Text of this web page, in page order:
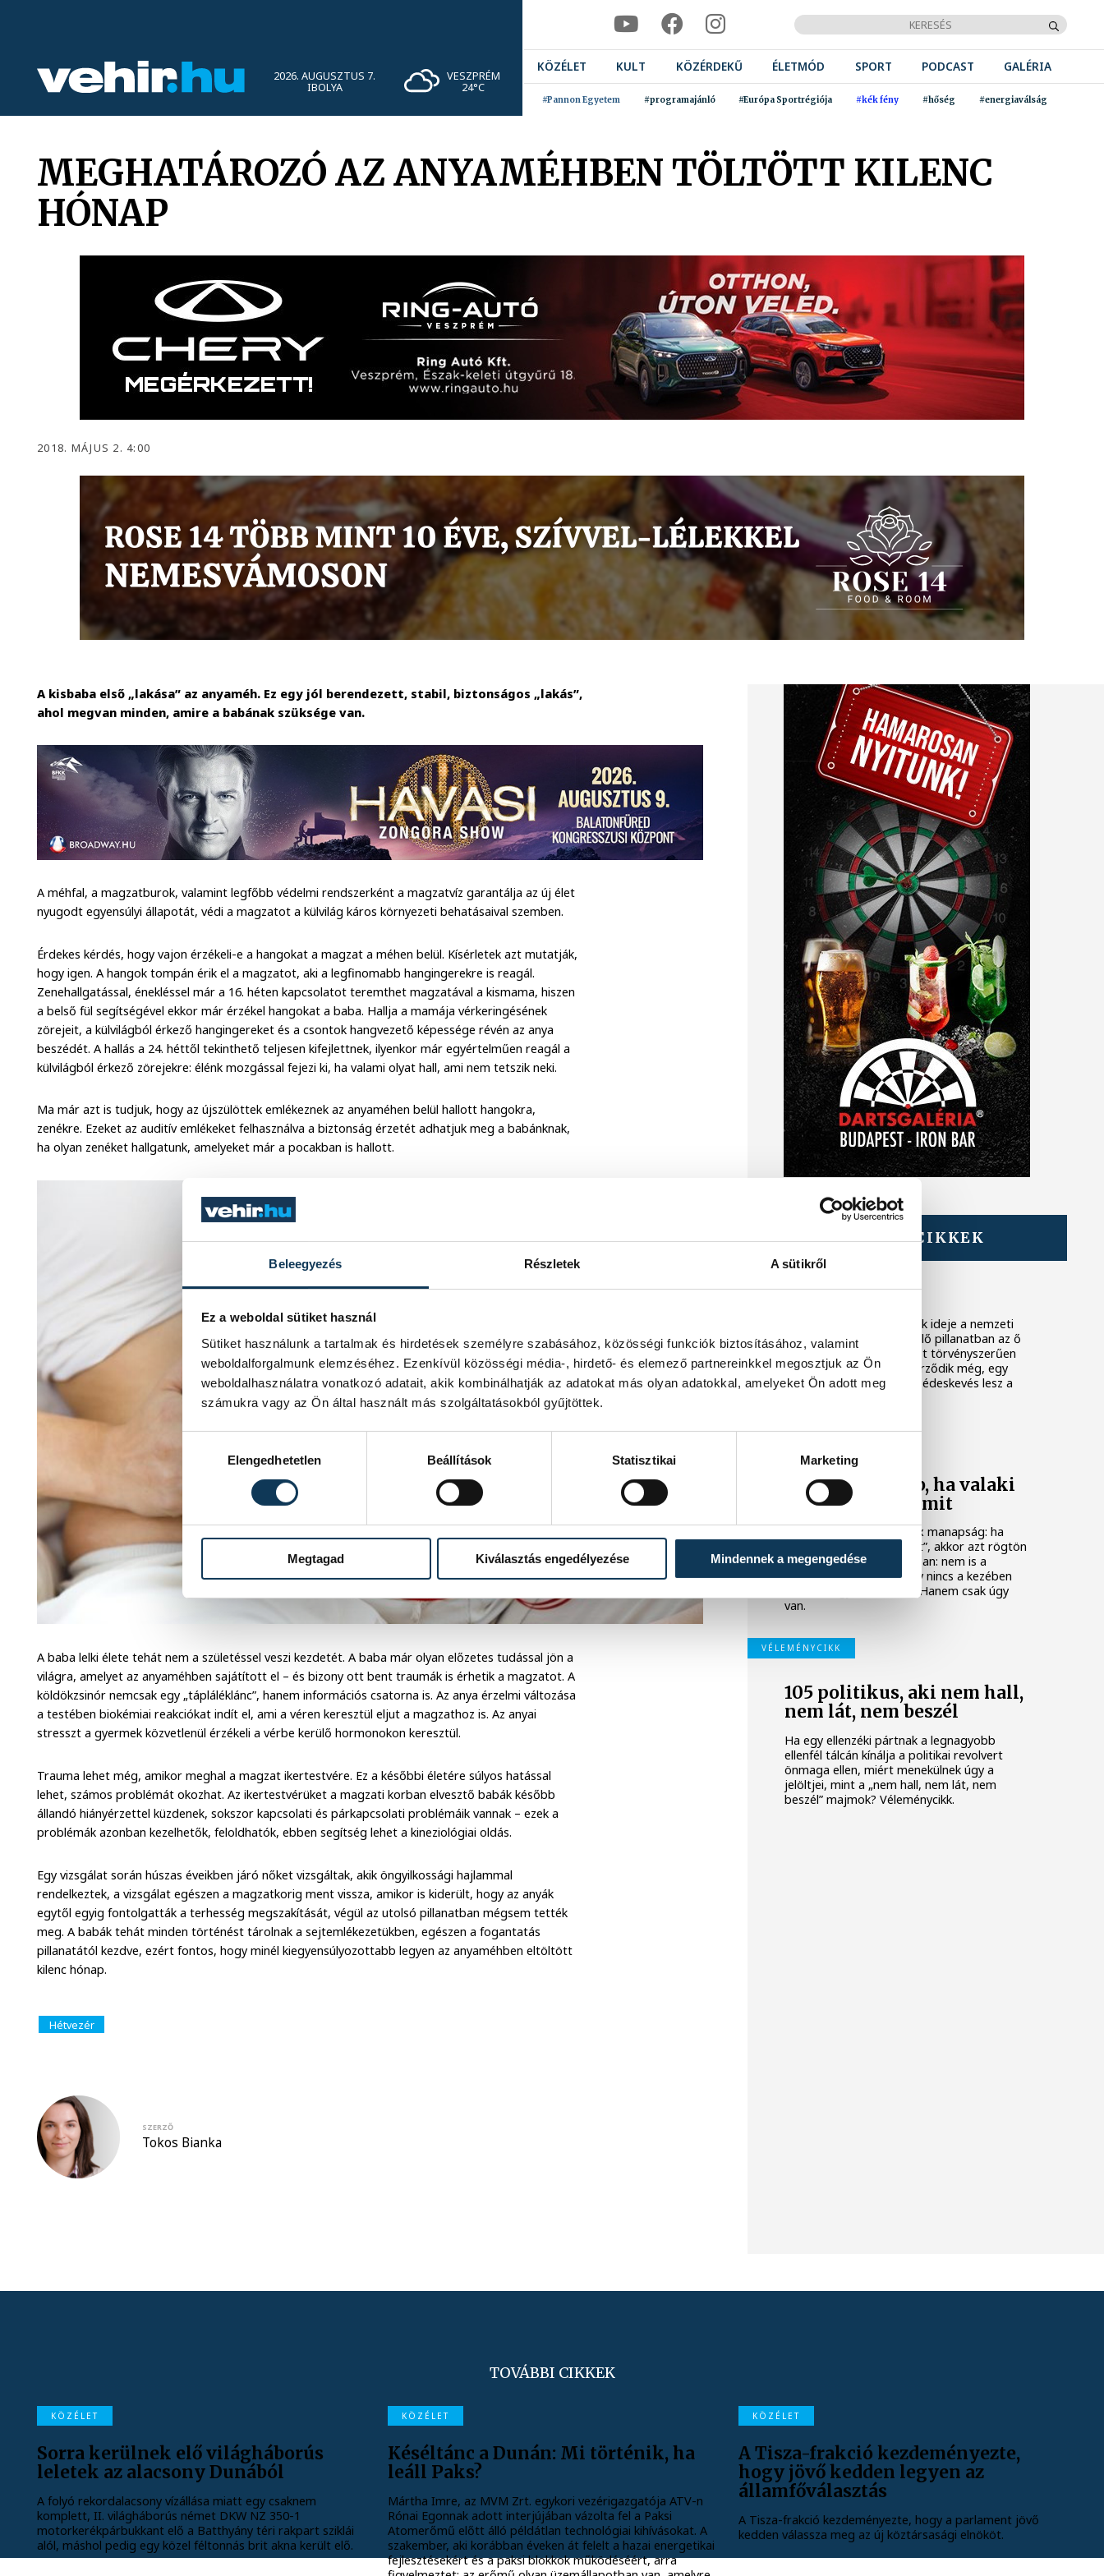
Beleegyezés Részletek A sütikről
Ez a weboldal sütiket használ
Sütiket használunk a tartalmak és hirdetések személyre szabásához, közösségi funkciók biztosításához, valamint
weboldalforgalmunk elemzéséhez. Ezenkívül közösségi média-, hirdető- és elemező partnereinkkel megosztjuk az Ön
weboldalhasználatra vonatkozó adatait, akik kombinálhatják az adatokat más olyan adatokkal, amelyeket Ön adott meg
számukra vagy az Ön által használt más szolgáltatásokból gyűjtöttek.
Elengedhetetlen
Beállítások Statisztikai Marketing
Megtagad Kiválasztás engedélyezése Mindennek a megengedése
2026. AUGUSZTUS 7.
IBOLYA
VESZPRÉM
24°C
KÖZÉLET KULT KÖZÉRDEKŰ ÉLETMÓD SPORT PODCAST GALÉRIA
#Pannon Egyetem #programajánló #Európa Sportrégiója #kék fény #hőség #energiaválság
MEGHATÁROZÓ AZ ANYAMÉHBEN TÖLTÖTT KILENC
HÓNAP
2018. MÁJUS 2. 4:00
A kisbaba első „lakása” az anyaméh. Ez egy jól berendezett, stabil, biztonságos „lakás”,
ahol megvan minden, amire a babának szüksége van.
A méhfal, a magzatburok, valamint legfőbb védelmi rendszerként a magzatvíz garantálja az új élet
nyugodt egyensúlyi állapotát, védi a magzatot a külvilág káros környezeti behatásaival szemben.
Érdekes kérdés, hogy vajon érzékeli-e a hangokat a magzat a méhen belül. Kísérletek azt mutatják,
hogy igen. A hangok tompán érik el a magzatot, aki a legfinomabb hangingerekre is reagál.
Zenehallgatással, énekléssel már a 16. héten kapcsolatot teremthet magzatával a kismama, hiszen
a belső fül segítségével ekkor már érzékel hangokat a baba. Hallja a mamája vérkeringésének
zörejeit, a külvilágból érkező hangingereket és a csontok hangvezető képessége révén az anya
beszédét. A hallás a 24. héttől tekinthető teljesen kifejlettnek, ilyenkor már egyértelműen reagál a
külvilágból érkező zörejekre: élénk mozgással fejezi ki, ha valami olyat hall, ami nem tetszik neki.
Ma már azt is tudjuk, hogy az újszülöttek emlékeznek az anyaméhen belül hallott hangokra,
zenékre. Ezeket az auditív emlékeket felhasználva a biztonság érzetét adhatjuk meg a babánknak,
ha olyan zenéket hallgatunk, amelyeket már a pocakban is hallott.
A baba lelki élete tehát nem a születéssel veszi kezdetét. A baba már olyan előzetes tudással jön a
világra, amelyet az anyaméhben sajátított el – és bizony ott bent traumák is érhetik a magzatot. A
köldökzsinór nemcsak egy „tápláléklánc”, hanem információs csatorna is. Az anya érzelmi változása
a testében biokémiai reakciókat indít el, ami a véren keresztül eljut a magzathoz is. Az anyai
stresszt a gyermek közvetlenül érzékeli a vérbe kerülő hormonokon keresztül.
Trauma lehet még, amikor meghal a magzat ikertestvére. Ez a későbbi életére súlyos hatással
lehet, számos problémát okozhat. Az ikertestvérüket a magzati korban elvesztő babák később
állandó hiányérzettel küzdenek, sokszor kapcsolati és párkapcsolati problémáik vannak – ezek a
problémák azonban kezelhetők, feloldhatók, ebben segítség lehet a kineziológiai oldás.
Egy vizsgálat során húszas éveikben járó nőket vizsgáltak, akik öngyilkossági hajlammal
rendelkeztek, a vizsgálat egészen a magzatkorig ment vissza, amikor is kiderült, hogy az anyák
egytől egyig fontolgatták a terhesség megszakítását, végül az utolsó pillanatban mégsem tették
meg. A babák tehát minden történést tárolnak a sejtemlékezetükben, egészen a fogantatás
pillanatától kezdve, ezért fontos, hogy minél kiegyensúlyozottabb legyen az anyaméhben eltöltött
kilenc hónap.
Hétvezér
SZERZŐ
Tokos Bianka
TOVÁBBI CIKKEK
Fél év
Ez most nem a politikusok ideje a nemzeti
konzervatív oldalon. A kellő pillanatban az ő
szerepük is eljön, de most törvényszerűen
elindult, még ha nem is érződik még, egy
olyan folyamat, ami ellen édeskevés lesz a
Egyre feltűnőbb, ha valaki
nem csinál semmit
Van egy elég gyors reflex manapság: ha
valaki nem csinál „semmit”, akkor azt rögtön
észrevesszük. Pontosabban: nem is a
semmit, hanem azt, hogy nincs a kezében
telefon vagy bármi más. Hanem csak úgy
van.
VÉLEMÉNYCIKK
105 politikus, aki nem hall,
nem lát, nem beszél
Ha egy ellenzéki pártnak a legnagyobb
ellenfél tálcán kínálja a politikai revolvert
önmaga ellen, miért menekülnek úgy a
jelöltjei, mint a „nem hall, nem lát, nem
beszél” majmok? Véleménycikk.
TOVÁBBI CIKKEK
KÖZÉLET
Sorra kerülnek elő világháborús
leletek az alacsony Dunából
A folyó rekordalacsony vízállása miatt egy csaknem
komplett, II. világháborús német DKW NZ 350-1
motorkerékpárbukkant elő a Batthyány téri rakpart sziklái
alól, máshol pedig egy közel féltonnás brit akna került elő.
KÖZÉLET
Késéltánc a Dunán: Mi történik, ha
leáll Paks?
Mártha Imre, az MVM Zrt. egykori vezérigazgatója ATV-n
Rónai Egonnak adott interjújában vázolta fel a Paksi
Atomerőmű előtt álló példátlan technológiai kihívásokat. A
szakember, aki korábban éveken át felelt a hazai energetikai
fejlesztésekért és a paksi blokkok működéséért, arra
KÖZÉLET
A Tisza-frakció kezdeményezte,
hogy jövő kedden legyen az
államfőválasztás
A Tisza-frakció kezdeményezte, hogy a parlament jövő
kedden válassza meg az új köztársasági elnököt.